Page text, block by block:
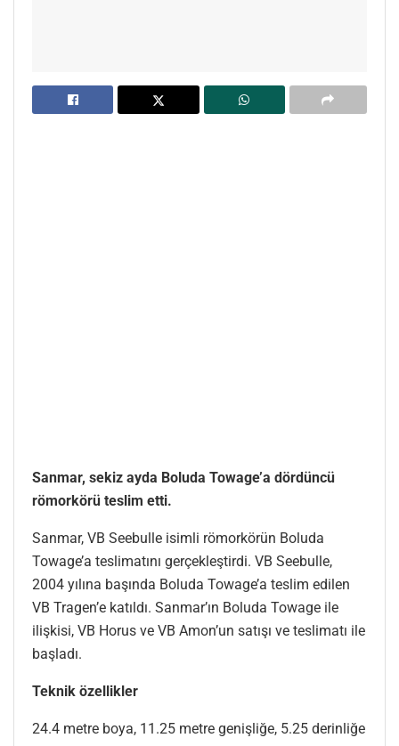
Sanmar, sekiz ayda Boluda Towage’a dördüncü
römorkörü teslim etti.
Sanmar, VB Seebulle isimli römorkörün Boluda
Towage’a teslimatını gerçekleştirdi. VB Seebulle,
2004 yılına başında Boluda Towage’a teslim edilen
VB Tragen’e katıldı. Sanmar’ın Boluda Towage ile
ilişkisi, VB Horus ve VB Amon’un satışı ve teslimatı ile
başladı.
Teknik özellikler
24.4 metre boya, 11.25 metre genişliğe, 5.25 derinliğe